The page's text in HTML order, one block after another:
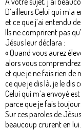
D’ailleurs Celui qui m’a
et ce que j’ai entendu
Ils ne comprirent pas
Jésus leur déclara :
« Quand vous aurez
alors vous
et que je ne fais rien de
ce que je dis là, je le dis
Celui qui m’a envoyé
parce que je fais
Sur ces paroles de
beaucoup crurent en lui.